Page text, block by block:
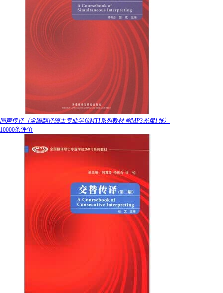
同声传译（全国翻译硕士专业学位MTI系列教材 附MP3光盘1张）
10000条评价